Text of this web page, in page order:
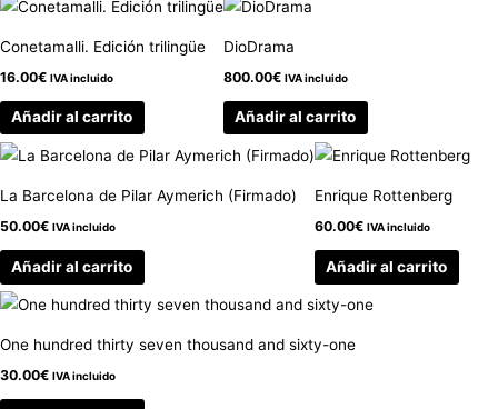
Conetamalli. Edición trilingüe
16.00€ IVA incluido
Añadir al carrito
DioDrama
800.00€ IVA incluido
Añadir al carrito
La Barcelona de Pilar Aymerich (Firmado)
50.00€ IVA incluido
Añadir al carrito
Enrique Rottenberg
60.00€ IVA incluido
Añadir al carrito
One hundred thirty seven thousand and sixty-one
30.00€ IVA incluido